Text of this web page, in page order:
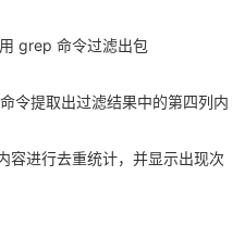
grep 命令过滤出包
令提取出过滤结果中的第四列内
容进行去重统计，并显示出现次